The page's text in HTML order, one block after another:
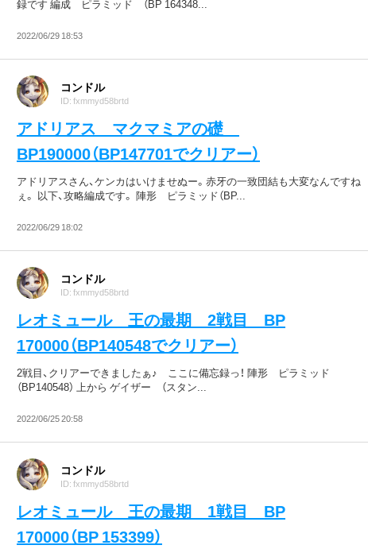
録です 編成 ピラミッド （BP 164348...
2022/06/29 18:53
コンドル
ID: fxmmyd58brtd
アドリアス マクマミアの礎
BP190000（BP147701でクリアー）
アドリアスさん、ケンカはいけませぬー。赤牙の一致団結も大変なんですね
ぇ。 以下、攻略編成です。 陣形 ピラミッド（BP...
2022/06/29 18:02
コンドル
ID: fxmmyd58brtd
レオミュール 王の最期 2戦目 BP
170000（BP140548でクリアー）
2戦目、クリアーできましたぁ♪ ここに備忘録っ！ 陣形 ピラミッド
（BP140548） 上から ゲイザー （スタン...
2022/06/25 20:58
コンドル
ID: fxmmyd58brtd
レオミュール 王の最期 1戦目 BP
170000（BP 153399）